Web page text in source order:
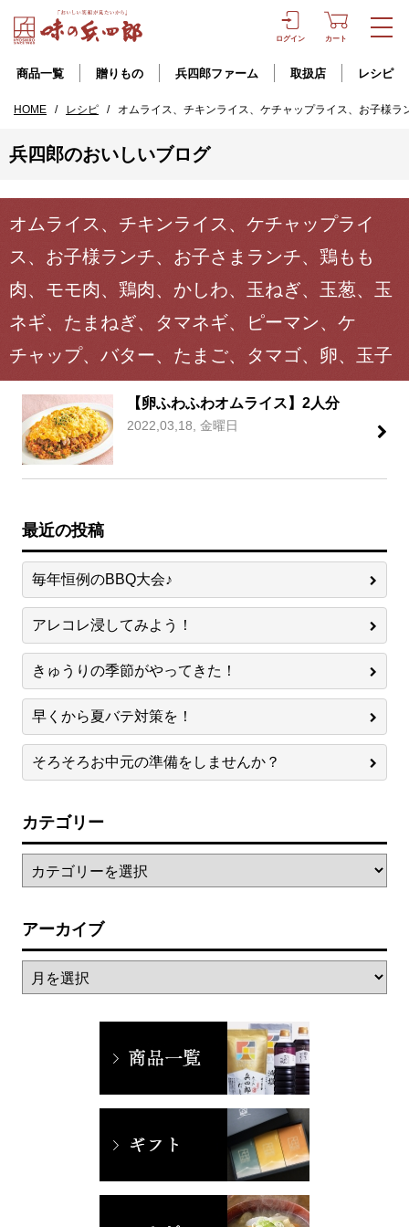
ログイン カート
商品一覧 贈りもの 兵四郎ファーム 取扱店 レシピ
HOME / レシピ / オムライス、チキンライス、ケチャップライス、お子様
兵四郎のおいしいブログ
オムライス、チキンライス、ケチャップライ
ス、お子様ランチ、お子さまランチ、鶏もも
肉、モモ肉、鶏肉、かしわ、玉ねぎ、玉葱、玉
ネギ、たまねぎ、タマネギ、ピーマン、ケ
チャップ、バター、たまご、タマゴ、卵、玉子
【卵ふわふわオムライス】2人分
2022,03,18, 金曜日
最近の投稿
毎年恒例のBBQ大会♪
アレコレ浸してみよう！
きゅうりの季節がやってきた！
早くから夏バテ対策を！
そろそろお中元の準備をしませんか？
カテゴリー
アーカイブ